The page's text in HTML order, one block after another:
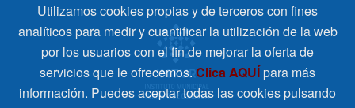
Utilizamos cookies propias y de terceros con fines
analíticos para medir y cuantificar la utilización de la web
por los usuarios con el fin de mejorar la oferta de
servicios que le ofrecemos. Clica AQUÍpara más
información. Puedes aceptar todas las cookies pulsando